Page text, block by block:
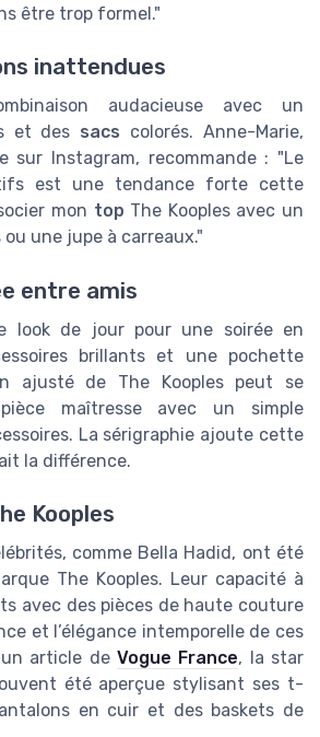
être trop formel."
inattendues
audacieuse avec un
et des sacs colorés. Anne-Marie,
sur Instagram, recommande : "Le
est une tendance forte cette
mon top The Kooples avec un
une jupe à carreaux."
entre amis
look de jour pour une soirée en
brillants et une pochette
ajusté de The Kooples peut se
maîtresse avec un simple
La sérigraphie ajoute cette
la différence.
Kooples
comme Bella Hadid, ont été
The Kooples. Leur capacité à
avec des pièces de haute couture
et l’élégance intemporelle de ces
article de Vogue France, la star
été aperçue stylisant ses t-
en cuir et des baskets de